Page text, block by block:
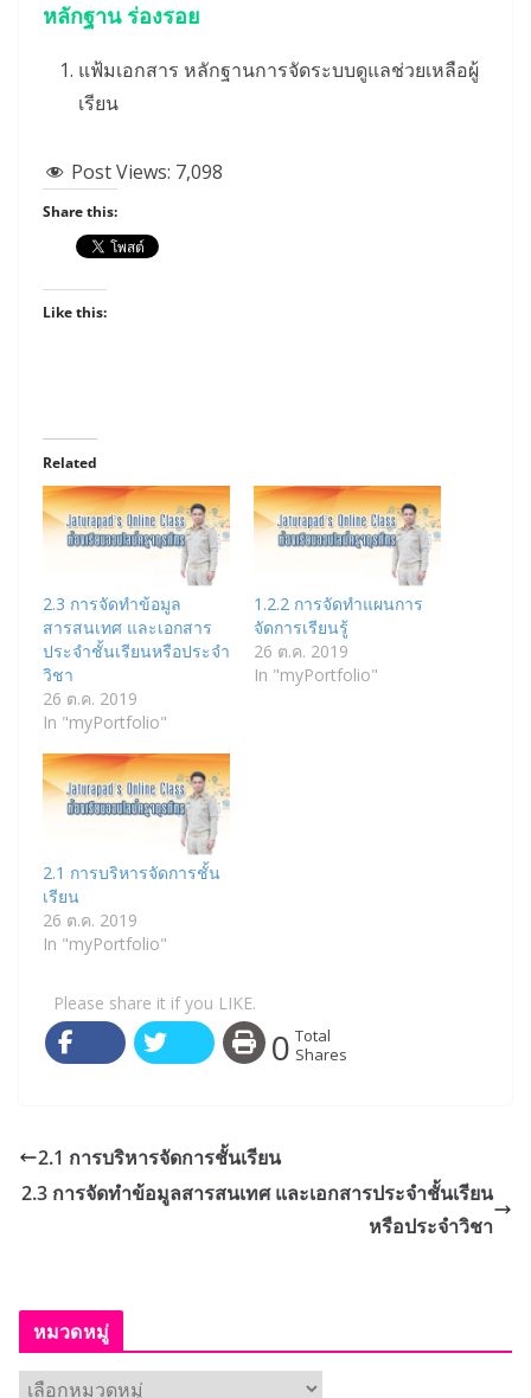
หลักฐาน ร่องรอย
แฟ้มเอกสาร หลักฐานการจัดระบบดูแลช่วยเหลือผู้
เรียน
Post Views: 7,098
Share this:
Like this:
Related
2.3 การจัดทำข้อมูล
สารสนเทศ และเอกสาร
ประจำชั้นเรียนหรือประจำ
วิชา
26 ต.ค. 2019
In "myPortfolio"
1.2.2 การจัดทำแผนการ
จัดการเรียนรู้
26 ต.ค. 2019
In "myPortfolio"
2.1 การบริหารจัดการชั้น
เรียน
26 ต.ค. 2019
In "myPortfolio"
Please share it if you LIKE.
0 Total
Shares
2.1 การบริหารจัดการชั้นเรียน
2.3 การจัดทำข้อมูลสารสนเทศ และเอกสารประจำชั้นเรียน
หรือประจำวิชา
หมวดหมู่